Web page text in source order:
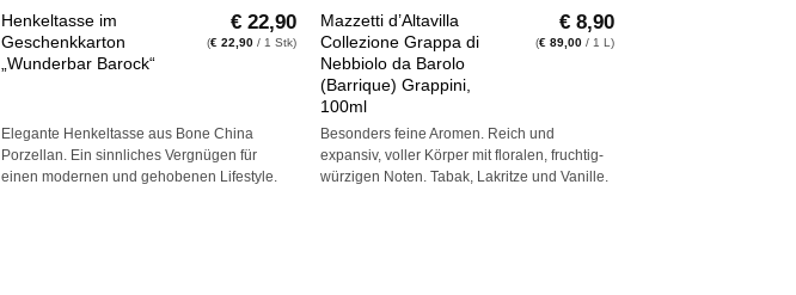
Henkeltasse im
Geschenkkarton
„Wunderbar Barock“
€22,90
(€22,90/ 1 Stk)
Elegante Henkeltasse aus Bone China
Porzellan. Ein sinnliches Vergnügen für
einen modernen und gehobenen Lifestyle.
Mazzetti d’Altavilla
Collezione Grappa di
Nebbiolo da Barolo
(Barrique) Grappini,
100ml
€ 8,90
(€ 89,00 / 1 L)
Besonders feine Aromen. Reich und
expansiv, voller Körper mit floralen, fruchtig-
würzigen Noten. Tabak, Lakritze und Vanille.